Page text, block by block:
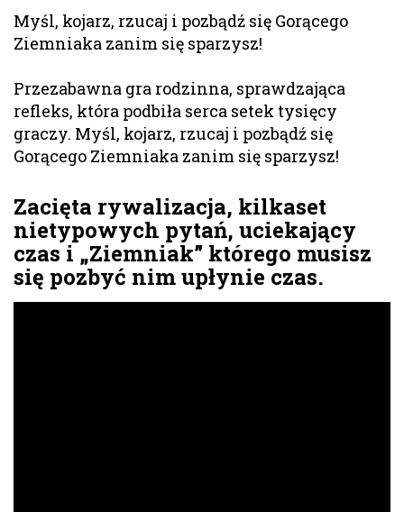
Myśl, kojarz, rzucaj i pozbądź się Gorącego
Ziemniaka zanim się sparzysz!
Przezabawna gra rodzinna, sprawdzająca
refleks, która podbiła serca setek tysięcy
graczy. Myśl, kojarz, rzucaj i pozbądź się
Gorącego Ziemniaka zanim się sparzysz!
Zacięta rywalizacja, kilkaset
nietypowych pytań, uciekający
czas i „Ziemniak” którego musisz
się pozbyć nim upłynie czas.